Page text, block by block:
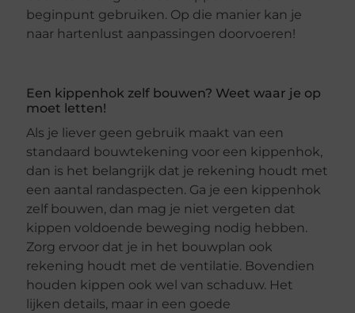
beginpunt gebruiken. Op die manier kan je
naar hartenlust aanpassingen doorvoeren!
Een kippenhok zelf bouwen? Weet waar je op
moet letten!
Als je liever geen gebruik maakt van een
standaard bouwtekening voor een kippenhok,
dan is het belangrijk dat je rekening houdt met
een aantal randaspecten. Ga je een kippenhok
zelf bouwen, dan mag je niet vergeten dat
kippen voldoende beweging nodig hebben.
Zorg ervoor dat je in het bouwplan ook
rekening houdt met de ventilatie. Bovendien
houden kippen ook wel van schaduw. Het
lijken details, maar in een goede